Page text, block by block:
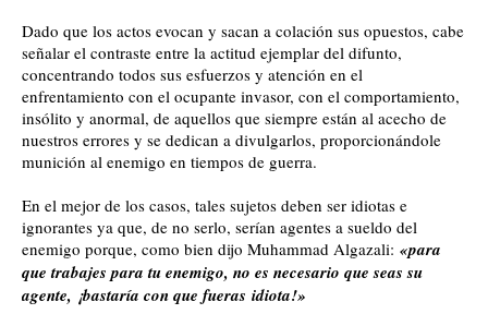
Dado que los actos evocan y sacan a colación sus opuestos, cabe
señalar el contraste entre la actitud ejemplar del difunto,
concentrando todos sus esfuerzos y atención en el
enfrentamiento con el ocupante invasor, con el comportamiento,
insólito y anormal, de aquellos que siempre están al acecho de
nuestros errores y se dedican a divulgarlos, proporcionándole
munición al enemigo en tiempos de guerra.
En el mejor de los casos, tales sujetos deben ser idiotas e
ignorantes ya que, de no serlo, serían agentes a sueldo del
enemigo porque, como bien dijo Muhammad Algazali: «para
que trabajes para tu enemigo, no es necesario que seas su
agente, ¡bastaría con que fueras idiota!»